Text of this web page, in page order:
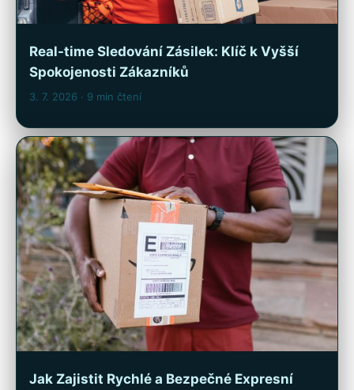
Real-time Sledování Zásilek: Klíč k Vyšší
Spokojenosti Zákazníků
3. 7. 2026 · 9 min čtení
Jak Zajistit Rychlé a Bezpečné Expresní